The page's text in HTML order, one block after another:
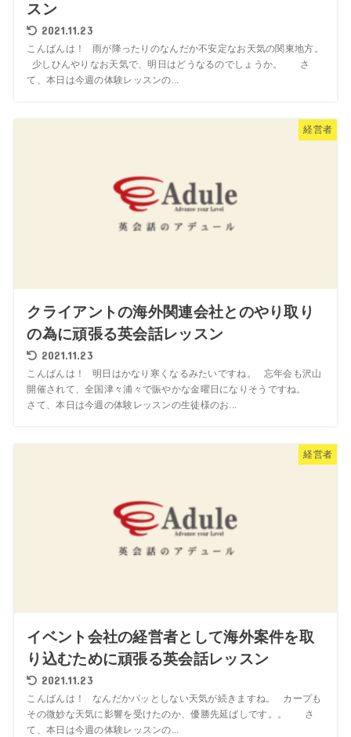
スン
2021.11.23
こんばんは！ 雨が降ったりのなんだか不安定なお天気の関東地方。
少しひんやりなお天気で、明日はどうなるのでしょうか。 さ
て、本日は今週の体験レッスンの...
経営者
クライアントの海外関連会社とのやり取り
の為に頑張る英会話レッスン
2021.11.23
こんばんは！ 明日はかなり寒くなるみたいですね。 忘年会も沢山
開催されて、全国津々浦々で賑やかな金曜日になりそうですね。
さて、本日は今週の体験レッスンの生徒様のお...
経営者
イベント会社の経営者として海外案件を取
り込むために頑張る英会話レッスン
2021.11.23
こんばんは！ なんだかパッとしない天気が続きますね。 カープも
その微妙な天気に影響を受けたのか、優勝先延ばしです。。 さ
て、本日は今週の体験レッスンの...